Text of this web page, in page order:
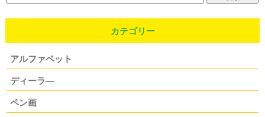
カテゴリー
アルファベット
ディーラ―
ペン画